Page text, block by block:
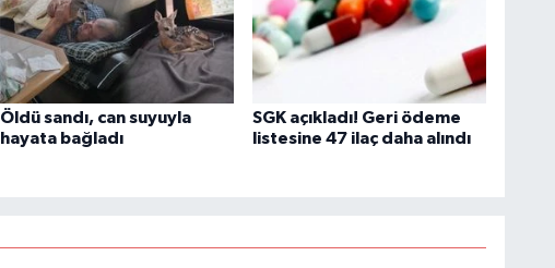
Öldü sandı, can suyuyla
hayata bağladı
SGK açıkladı! Geri ödeme
listesine 47 ilaç daha alındı